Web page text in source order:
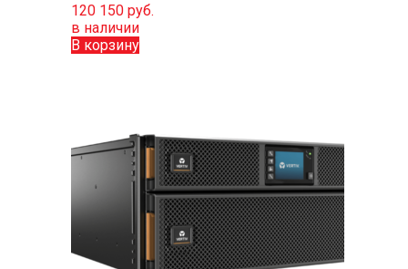
120 150 руб.
в наличии
В корзину